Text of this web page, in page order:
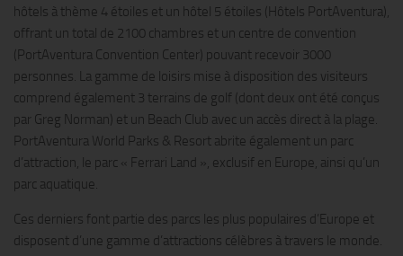
hôtels à thème 4 étoiles et un hôtel 5 étoiles (Hôtels PortAventura),
offrant un total de 2100 chambres et un centre de convention
(PortAventura Convention Center) pouvant recevoir 3000
personnes. La gamme de loisirs mise à disposition des visiteurs
comprend également 3 terrains de golf (dont deux ont été conçus
par Greg Norman) et un Beach Club avec un accès direct à la plage.
PortAventura World Parks & Resort abrite également un parc
d’attraction, le parc « Ferrari Land », exclusif en Europe, ainsi qu’un
parc aquatique.
Ces derniers font partie des parcs les plus populaires d’Europe et
disposent d’une gamme d’attractions célèbres à travers le monde.